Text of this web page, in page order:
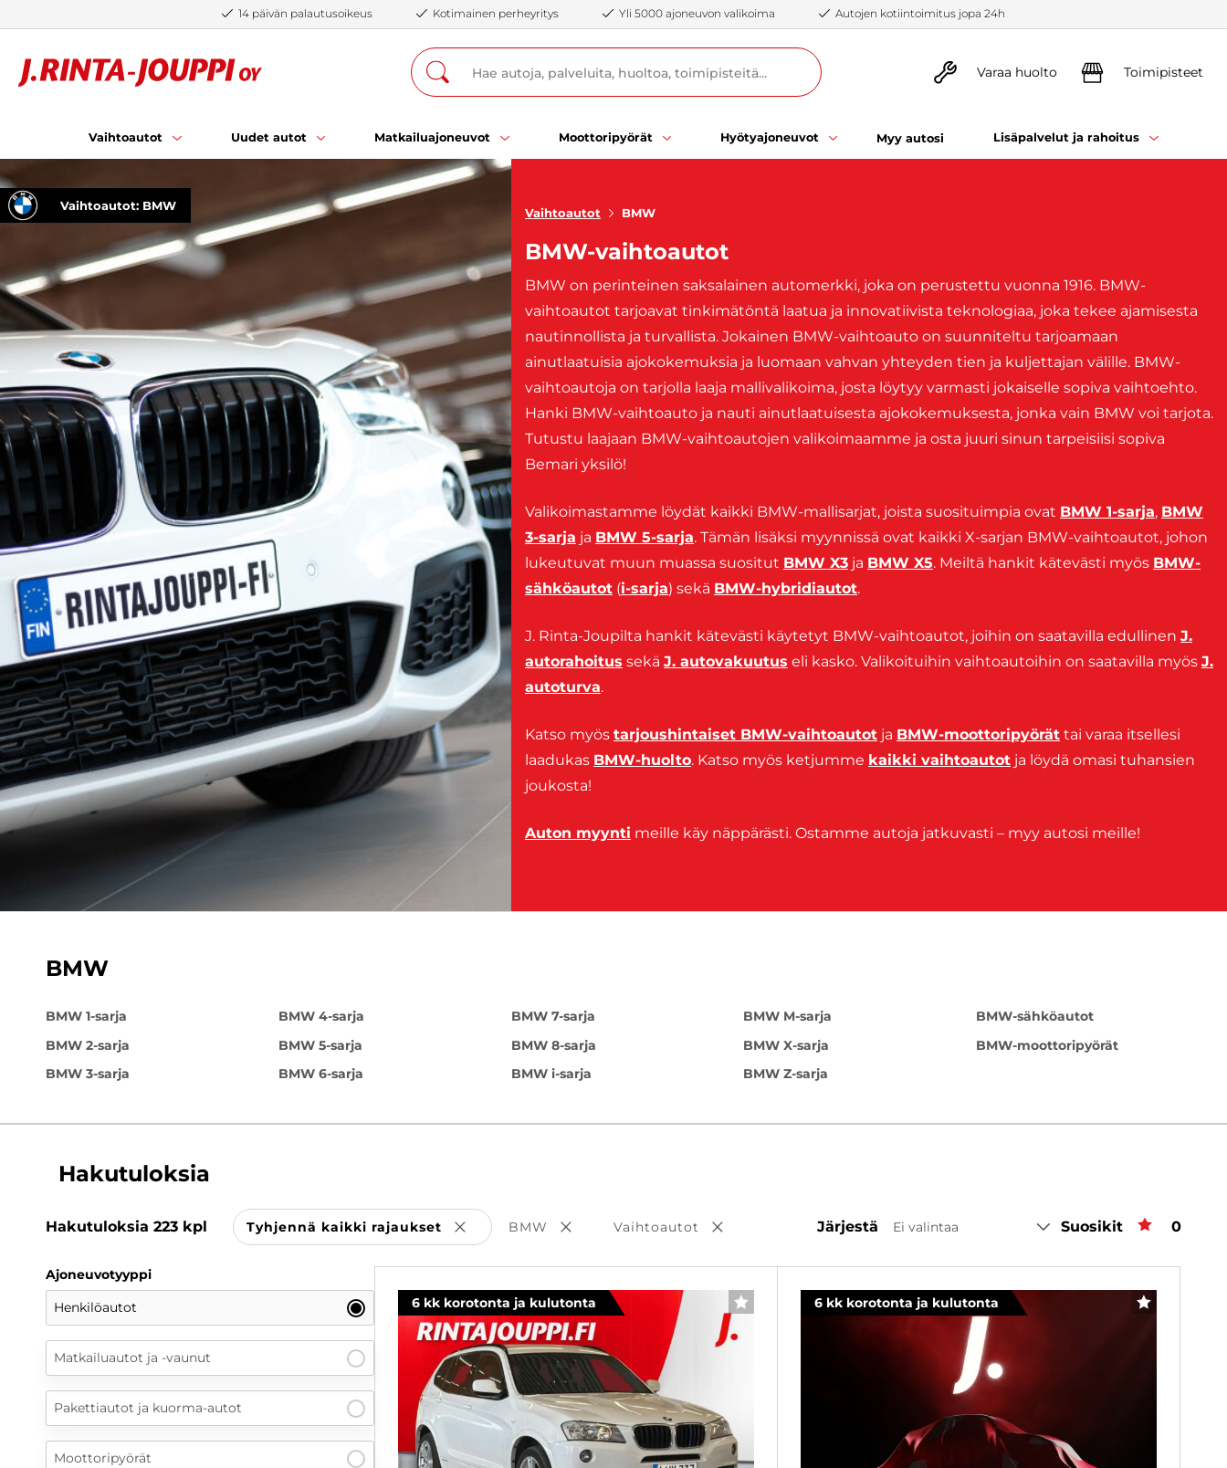
14 päivän palautusoikeus Kotimainen perheyritys Yli 5000 ajoneuvon valikoima Autojen kotiintoimitus jopa 24h
Varaa huolto Toimipisteet
Vaihtoautot Uudet autot Matkailuajoneuvot Moottoripyörät Hyötyajoneuvot Myy autosi Lisäpalvelut ja rahoitus
Vaihtoautot: BMW
Vaihtoautot BMW
BMW-vaihtoautot
BMW on perinteinen saksalainen automerkki, joka on perustettu vuonna 1916. BMW-
vaihtoautot tarjoavat tinkimätöntä laatua ja innovatiivista teknologiaa, joka tekee ajamisesta
nautinnollista ja turvallista. Jokainen BMW-vaihtoauto on suunniteltu tarjoamaan
ainutlaatuisia ajokokemuksia ja luomaan vahvan yhteyden tien ja kuljettajan välille. BMW-
vaihtoautoja on tarjolla laaja mallivalikoima, josta löytyy varmasti jokaiselle sopiva vaihtoehto.
Hanki BMW-vaihtoauto ja nauti ainutlaatuisesta ajokokemuksesta, jonka vain BMW voi tarjota.
Tutustu laajaan BMW-vaihtoautojen valikoimaamme ja osta juuri sinun tarpeisiisi sopiva
Bemari yksilö!
Valikoimastamme löydät kaikki BMW-mallisarjat, joista suosituimpia ovat BMW 1-sarja, BMW
3-sarja ja BMW 5-sarja. Tämän lisäksi myynnissä ovat kaikki X-sarjan BMW-vaihtoautot, johon
lukeutuvat muun muassa suositut BMW X3 ja BMW X5. Meiltä hankit kätevästi myös BMW-
sähköautot (i-sarja) sekä BMW-hybridiautot.
J. Rinta-Joupilta hankit kätevästi käytetyt BMW-vaihtoautot, joihin on saatavilla edullinen J.
autorahoitus sekä J. autovakuutus eli kasko. Valikoituihin vaihtoautoihin on saatavilla myös J.
autoturva.
Katso myös tarjoushintaiset BMW-vaihtoautot ja BMW-moottoripyörät tai varaa itsellesi
laadukas BMW-huolto. Katso myös ketjumme kaikki vaihtoautot ja löydä omasi tuhansien
joukosta!
Auton myynti meille käy näppärästi. Ostamme autoja jatkuvasti – myy autosi meille!
BMW
BMW 1-sarja
BMW 2-sarja
BMW 3-sarja
BMW 4-sarja
BMW 5-sarja
BMW 6-sarja
BMW 7-sarja
BMW 8-sarja
BMW i-sarja
BMW M-sarja
BMW X-sarja
BMW Z-sarja
BMW-sähköautot
BMW-moottoripyörät
Hakutuloksia
Hakutuloksia 223 kpl Tyhjennä kaikki rajaukset Poista valinta
BMW Poista valinta
Vaihtoautot Poista valinta Järjestä Ei valintaa Suosikit 0
Ajoneuvotyyppi
Henkilöautot
Matkailuautot ja -vaunut
Pakettiautot ja kuorma-autot
Moottoripyörät
6 kk korotonta ja kulutonta SUOSIKKI 6 kk korotonta ja kulutonta SUOSIKKI